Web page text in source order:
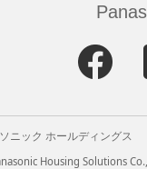
ニック ホールディングス
Housing Solutions